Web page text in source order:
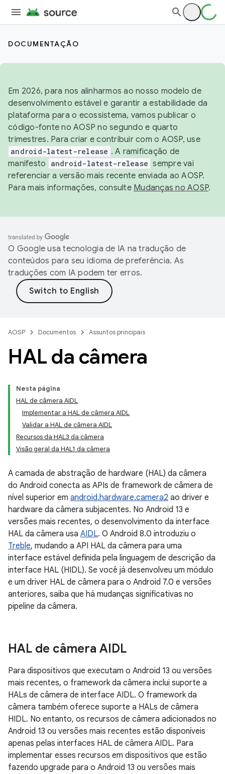
DOCUMENTAÇÃO
Em 2026, para nos alinharmos ao nosso modelo de
desenvolvimento estável e garantir a estabilidade da
plataforma para o ecossistema, vamos publicar o
código-fonte no AOSP no segundo e quarto
trimestres. Para criar e contribuir com o AOSP, use
android-latest-release . A ramificação de
manifesto
android-latest-release sempre vai
referenciar a versão mais recente enviada ao AOSP.
Para mais informações, consulte Mudanças no AOSP.
O Google usa tecnologia de IA na tradução de
conteúdos para seu idioma de preferência. As
traduções com IA podem ter erros.
AOSP Documentos Assuntos principais
HAL da câmera
Nesta página
HAL de câmera AIDL
Implementar a HAL de câmera AIDL
Validar a HAL de câmera AIDL
Recursos da HAL3 da câmera
Visão geral da HAL1 da câmera
A camada de abstração de hardware (HAL) da câmera
do Android conecta as APIs de framework de câmera de
nível superior em android.hardware.camera2 ao driver e
hardware da câmera subjacentes. No Android 13 e
versões mais recentes, o desenvolvimento da interface
HAL da câmera usa AIDL. O Android 8.0 introduziu o
Treble, mudando a API HAL da câmera para uma
interface estável definida pela linguagem de descrição da
interface HAL (HIDL). Se você já desenvolveu um módulo
e um driver HAL de câmera para o Android 7.0 e versões
anteriores, saiba que há mudanças significativas no
pipeline da câmera.
HAL de câmera AIDL
Para dispositivos que executam o Android 13 ou versões
mais recentes, o framework da câmera inclui suporte a
HALs de câmera de interface AIDL. O framework da
câmera também oferece suporte a HALs de câmera
HIDL. No entanto, os recursos de câmera adicionados no
Android 13 ou versões mais recentes estão disponíveis
apenas pelas interfaces HAL de câmera AIDL. Para
implementar esses recursos em dispositivos que estão
fazendo upgrade para o Android 13 ou versões mais